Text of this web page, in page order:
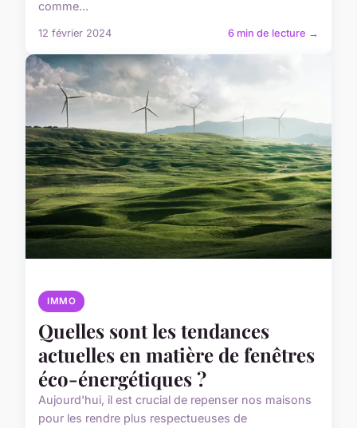
comme...
12 février 2024 6 min de lecture →
IMMO
Quelles sont les tendances
actuelles en matière de fenêtres
éco-énergétiques ?
Aujourd'hui, il est crucial de repenser nos maisons
pour les rendre plus respectueuses de